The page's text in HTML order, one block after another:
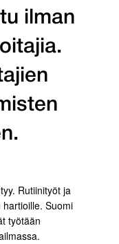
ilman
Rutiinityöt ja
Suomi
työtään